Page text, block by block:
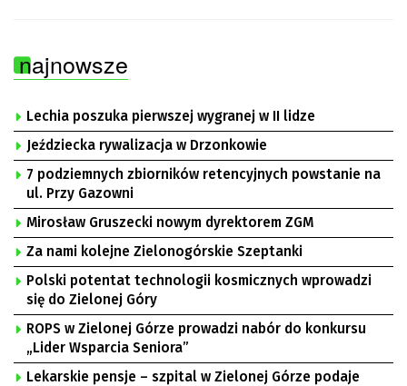
najnowsze
Lechia poszuka pierwszej wygranej w II lidze
Jeździecka rywalizacja w Drzonkowie
7 podziemnych zbiorników retencyjnych powstanie na
ul. Przy Gazowni
Mirosław Gruszecki nowym dyrektorem ZGM
Za nami kolejne Zielonogórskie Szeptanki
Polski potentat technologii kosmicznych wprowadzi
się do Zielonej Góry
ROPS w Zielonej Górze prowadzi nabór do konkursu
„Lider Wsparcia Seniora”
Lekarskie pensje – szpital w Zielonej Górze podaje